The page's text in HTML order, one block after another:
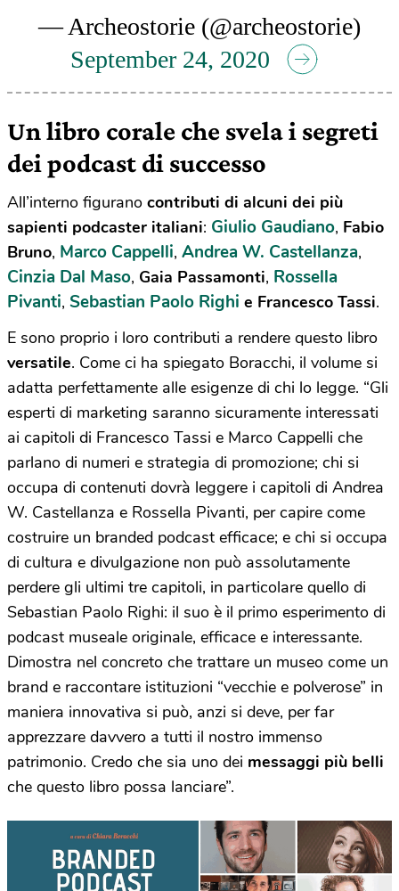
— Archeostorie (@archeostorie)
September 24, 2020
Un libro corale che svela i segreti
dei podcast di successo
All’interno figurano contributi di alcuni dei più
sapienti podcaster italiani: Giulio Gaudiano, Fabio
Bruno, Marco Cappelli, Andrea W. Castellanza,
Cinzia Dal Maso, Gaia Passamonti, Rossella
Pivanti, Sebastian Paolo Righi e Francesco Tassi.
E sono proprio i loro contributi a rendere questo libro
versatile. Come ci ha spiegato Boracchi, il volume si
adatta perfettamente alle esigenze di chi lo legge. “Gli
esperti di marketing saranno sicuramente interessati
ai capitoli di Francesco Tassi e Marco Cappelli che
parlano di numeri e strategia di promozione; chi si
occupa di contenuti dovrà leggere i capitoli di Andrea
W. Castellanza e Rossella Pivanti, per capire come
costruire un branded podcast efficace; e chi si occupa
di cultura e divulgazione non può assolutamente
perdere gli ultimi tre capitoli, in particolare quello di
Sebastian Paolo Righi: il suo è il primo esperimento di
podcast museale originale, efficace e interessante.
Dimostra nel concreto che trattare un museo come un
brand e raccontare istituzioni “vecchie e polverose” in
maniera innovativa si può, anzi si deve, per far
apprezzare davvero a tutti il nostro immenso
patrimonio. Credo che sia uno dei messaggi più belli
che questo libro possa lanciare”.